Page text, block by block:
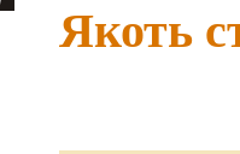
Якоть